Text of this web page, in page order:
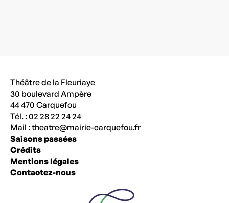
Théâtre de la Fleuriaye
30 boulevard Ampère
44 470 Carquefou
Tél. : 02 28 22 24 24
Mail :theatre@mairie-carquefou.fr
Saisons passées
Crédits
Mentions légales
Contactez-nous